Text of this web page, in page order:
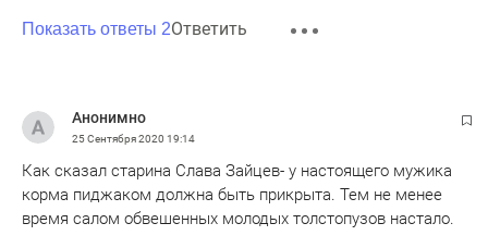
Показать ответы 2Ответить
Анонимно
25 Сентября 2020 19:14
Как сказал старина Слава Зайцев- у настоящего мужика
корма пиджаком должна быть прикрыта. Тем не менее
время салом обвешенных молодых толстопузов настало.